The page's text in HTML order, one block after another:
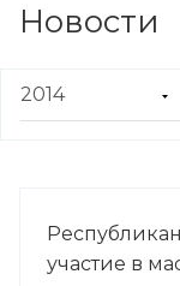
Новости
участие в